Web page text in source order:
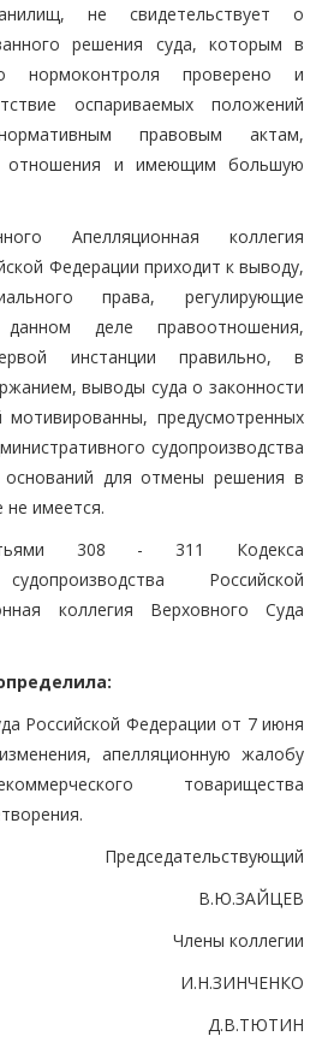
не свидетельствует о
решения суда, которым в
нормоконтроля проверено и
оспариваемых положений
правовым актам,
отношения и имеющим большую
Апелляционная коллегия
Федерации приходит к выводу,
права, регулирующие
деле правоотношения,
инстанции правильно, в
выводы суда о законности
предусмотренных
судопроизводства
оснований для отмены решения в
не имеется.
308 - 311 Кодекса
Российской
коллегия Верховного Суда
Российской Федерации от 7 июня
апелляционную жалобу
товарищества
Председательствующий
В.Ю.ЗАЙЦЕВ
Члены коллегии
И.Н.ЗИНЧЕНКО
Д.В.ТЮТИН